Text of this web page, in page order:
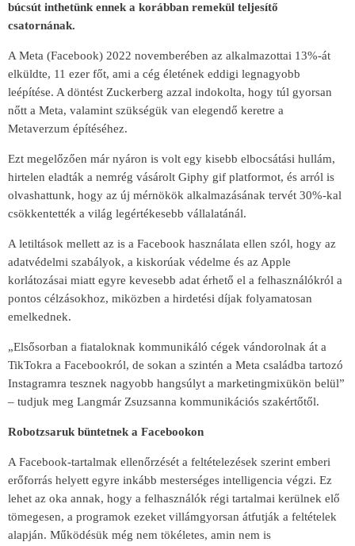
búcsút inthetünk ennek a korábban remekül teljesítő
csatornának.
A Meta (Facebook) 2022 novemberében az alkalmazottai 13%-át
elküldte, 11 ezer főt, ami a cég életének eddigi legnagyobb
leépítése. A döntést Zuckerberg azzal indokolta, hogy túl gyorsan
nőtt a Meta, valamint szükségük van elegendő keretre a
Metaverzum építéséhez.
Ezt megelőzően már nyáron is volt egy kisebb elbocsátási hullám,
hirtelen eladták a nemrég vásárolt Giphy gif platformot, és arról is
olvashattunk, hogy az új mérnökök alkalmazásának tervét 30%-kal
csökkentették a világ legértékesebb vállalatánál.
A letiltások mellett az is a Facebook használata ellen szól, hogy az
adatvédelmi szabályok, a kiskorúak védelme és az Apple
korlátozásai miatt egyre kevesebb adat érhető el a felhasználókról a
pontos célzásokhoz, miközben a hirdetési díjak folyamatosan
emelkednek.
„Elsősorban a fiataloknak kommunikáló cégek vándorolnak át a
TikTokra a Facebookról, de sokan a szintén a Meta családba tartozó
Instagramra tesznek nagyobb hangsúlyt a marketingmixükön belül”
– tudjuk meg Langmár Zsuzsanna kommunikációs szakértőtől.
Robotzsaruk büntetnek a Facebookon
A Facebook-tartalmak ellenőrzését a feltételezések szerint emberi
erőforrás helyett egyre inkább mesterséges intelligencia végzi. Ez
lehet az oka annak, hogy a felhasználók régi tartalmai kerülnek elő
tömegesen, a programok ezeket villámgyorsan átfutják a feltételek
alapján. Működésük még nem tökéletes, amin nem is